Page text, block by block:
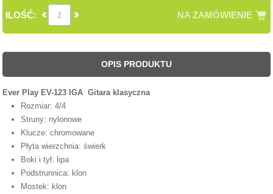
NA ZAMÓWIENIE
ILOŚĆ:
OPIS PRODUKTU
Ever Play EV-123 IGA Gitara klasyczna
Rozmiar: 4/4
Struny: nylonowe
Klucze: chromowane
Płyta wierzchnia: świerk
Boki i tył: lipa
Podstrunnica: klon
Mostek: klon